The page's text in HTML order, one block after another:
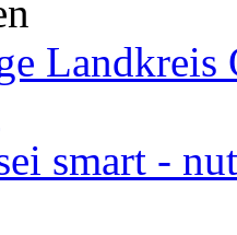
Landkreis
smart -